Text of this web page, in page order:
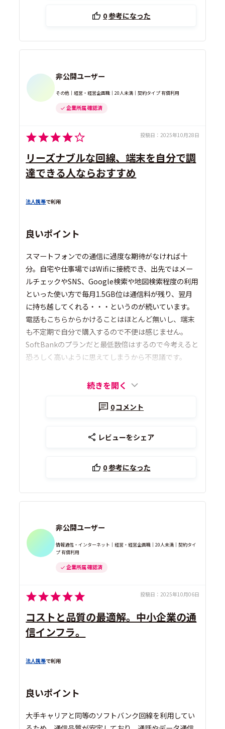
0参考になった
非公開ユーザー
その他｜経営・経営企画職｜20人未満｜契約タイプ 有償利用
企業所属 確認済
投稿日： 2025年10月28日
リーズナブルな回線、端末を自分で調
達できる人ならおすすめ
法人携帯で利用
良いポイント
スマートフォンでの通信に過度な期待がなければ十
分。自宅や仕事場ではWifiに接続でき、出先ではメー
ルチェックやSNS、Google検索や地図検索程度の利用
といった使い方で毎月1.5GB位は通信料が残り、翌月
に持ち越してくれる・・・というのが続いています。
電話もこちらからかけることはほとんど無いし、端末
も不定期で自分で購入するので不便は感じません。
SoftBankのプランだと最低数倍はするので今考えると
恐ろしく高いように思えてしまうから不思議です。
続きを開く
0コメント
レビューをシェア
0参考になった
非公開ユーザー
情報通信・インターネット｜経営・経営企画職｜20人未満｜契約タイ
プ 有償利用
企業所属 確認済
投稿日： 2025年10月06日
コストと品質の最適解。中小企業の通
信インフラ。
法人携帯で利用
良いポイント
大手キャリアと同等のソフトバンク回線を利用してい